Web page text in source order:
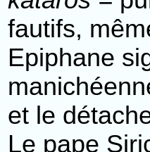
fautifs,
Epiphane
et le
Le pape